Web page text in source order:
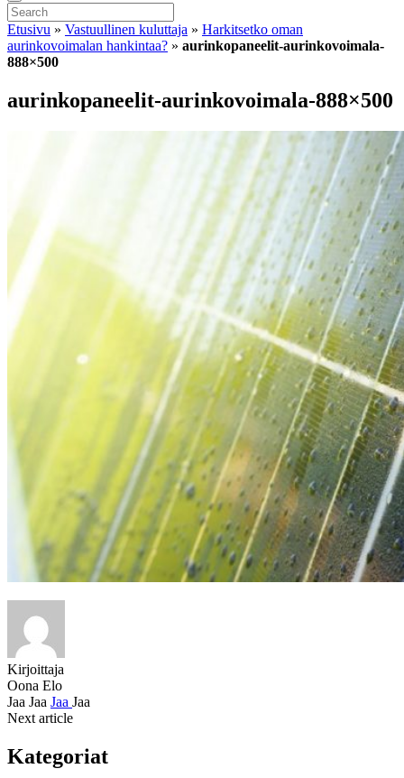
Etusivu » Vastuullinen kuluttaja » Harkitsetko oman
aurinkovoimalan hankintaa? » aurinkopaneelit-aurinkovoimala-
888×500
aurinkopaneelit-aurinkovoimala-888×500
Kirjoittaja
Oona Elo
Jaa Jaa Jaa Jaa
Next article
Kategoriat